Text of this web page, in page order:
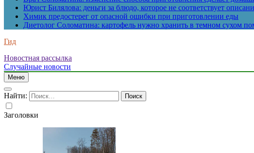
Юрист Билялова: деньги за блюдо, которое не соответствует
Химик предостерег от опасной ошибки при приготовлении еды
Диетолог Соломатина: картофель нужно хранить в темном сухом
Гид
Новостная рассылка
Случайные новости
Меню
Найти:
Заголовки